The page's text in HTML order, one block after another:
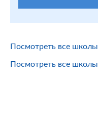
Посмотреть все школы
Посмотреть все школы